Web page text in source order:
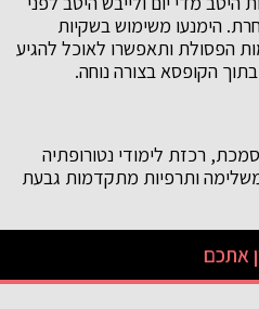
הימנעו משימוש בשקיות
הפסולת ותאפשרו לאוכל להגיע
הקופסא בצורה נוחה.
רכזת לימודי נטורופתיה
ותרפיות מתקדמות גבעת
אתכם